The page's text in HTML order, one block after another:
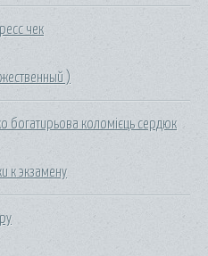
чек
)
богатирьова коломієць сердюк
к экзамену